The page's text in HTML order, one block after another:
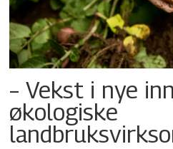
– Vekst i nye
økologiske